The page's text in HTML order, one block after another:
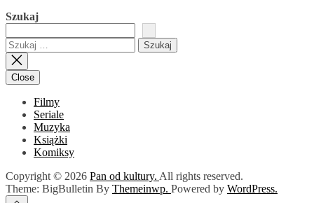
Szukaj
Szukaj:
Close
Filmy
Seriale
Muzyka
Książki
Komiksy
Copyright © 2026 Pan od kultury. All rights reserved.
Theme: BigBulletin By Themeinwp. Powered by WordPress.